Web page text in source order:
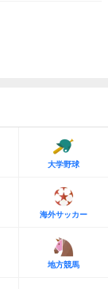
大学野球
海外サッカー
地方競馬